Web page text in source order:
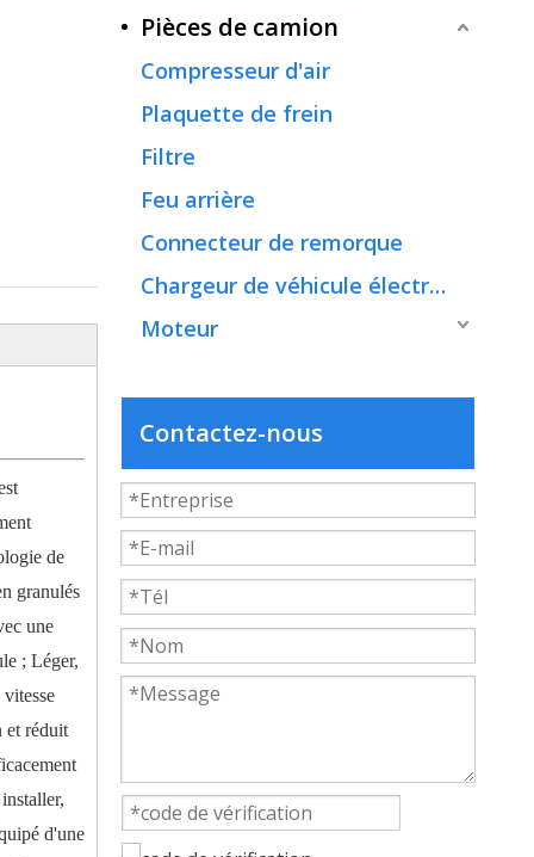
de
granulés
une
; Léger,
et réduit
d'une
Pièces de camion
Compresseur d'air
Plaquette de frein
Filtre
Feu arrière
Connecteur de remorque
Chargeur de véhicule électrique
Moteur
Contactez-nous